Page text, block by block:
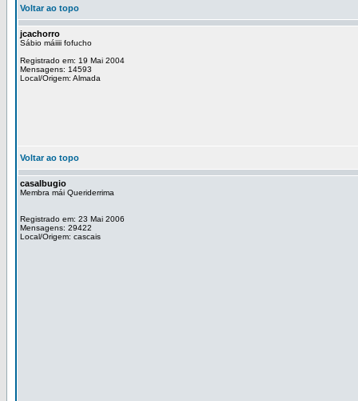
Voltar ao topo
jcachorro
Sábio máiiii fofucho
Registrado em: 19 Mai 2004
Mensagens: 14593
Local/Origem: Almada
Voltar ao topo
casalbugio
Membra mái Queriderrima
Registrado em: 23 Mai 2006
Mensagens: 29422
Local/Origem: cascais